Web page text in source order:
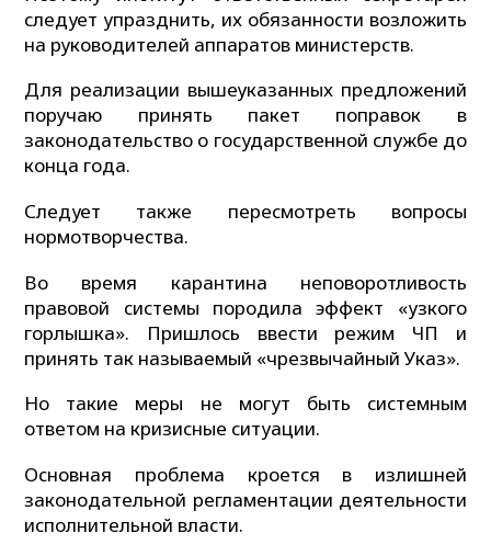
следует упразднить, их обязанности возложить
на руководителей аппаратов министерств.
Для реализации вышеуказанных предложений
поручаю принять пакет поправок в
законодательство о государственной службе до
конца года.
Следует также пересмотреть вопросы
нормотворчества.
Во время карантина неповоротливость
правовой системы породила эффект «узкого
горлышка». Пришлось ввести режим ЧП и
принять так называемый «чрезвычайный Указ».
Но такие меры не могут быть системным
ответом на кризисные ситуации.
Основная проблема кроется в излишней
законодательной регламентации деятельности
исполнительной власти.